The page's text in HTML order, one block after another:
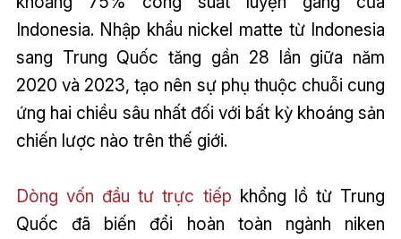
Indonesia. Nhập khẩu nickel matte từ Indonesia
sang Trung Quốc tăng gần 28 lần giữa năm
2020 và 2023, tạo nên sự phụ thuộc chuỗi cung
ứng hai chiều sâu nhất đối với bất kỳ khoáng sản
chiến lược nào trên thế giới.
Dòng vốn đầu tư trực tiếp khổng lồ từ Trung
Quốc đã biến đổi hoàn toàn ngành niken